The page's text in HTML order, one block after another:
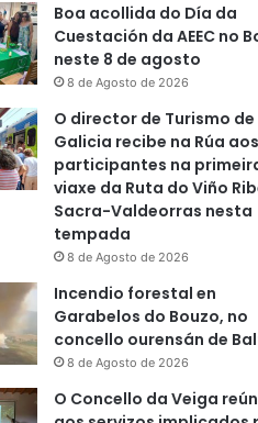
Boa acollida do Día da
Cuestación da AEEC no
neste 8 de agosto
8 de Agosto de 2026
O director de Turismo de
Galicia recibe na Rúa aos
participantes na
viaxe da Ruta do Viño
Sacra-Valdeorras nesta
tempada
8 de Agosto de 2026
Incendio forestal en
Garabelos do Bouzo, no
concello ourensán de
8 de Agosto de 2026
O Concello da Veiga